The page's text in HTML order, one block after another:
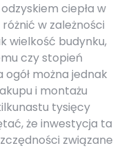
ciepła w
w zależności
wielkość budynku,
czy stopień
można jednak
i montażu
tysięcy
że inwestycja ta
związane